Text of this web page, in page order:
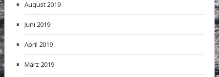
August 2019
Juni 2019
April 2019
März 2019